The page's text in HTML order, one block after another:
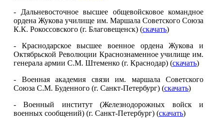
- Дальневосточное высшее общевойсковое командное
ордена Жукова училище им. Маршала Советского Союза
К.К. Рокоссовского (г. Благовещенск) (скачать)
- Краснодарское высшее военное ордена Жукова и
Октябрьской Революции Краснознаменное училище им.
генерала армии С.М. Штеменко (г. Краснодар) (скачать)
- Военная академия связи им. маршала Советского
Союза С.М. Буденного (г. Санкт-Петербург) (скачать)
- Военный институт (Железнодорожных войск и
военных сообщений) (г. Санкт-Петербург) (скачать)